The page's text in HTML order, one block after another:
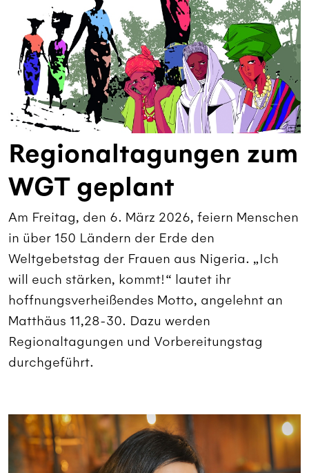
Regionaltagungen zum
WGT geplant
Am Freitag, den 6. März 2026, feiern Menschen
in über 150 Ländern der Erde den
Weltgebetstag der Frauen aus Nigeria. „Ich
will euch stärken, kommt!“ lautet ihr
hoffnungsverheißendes Motto, angelehnt an
Matthäus 11,28-30. Dazu werden
Regionaltagungen und Vorbereitungstag
durchgeführt.